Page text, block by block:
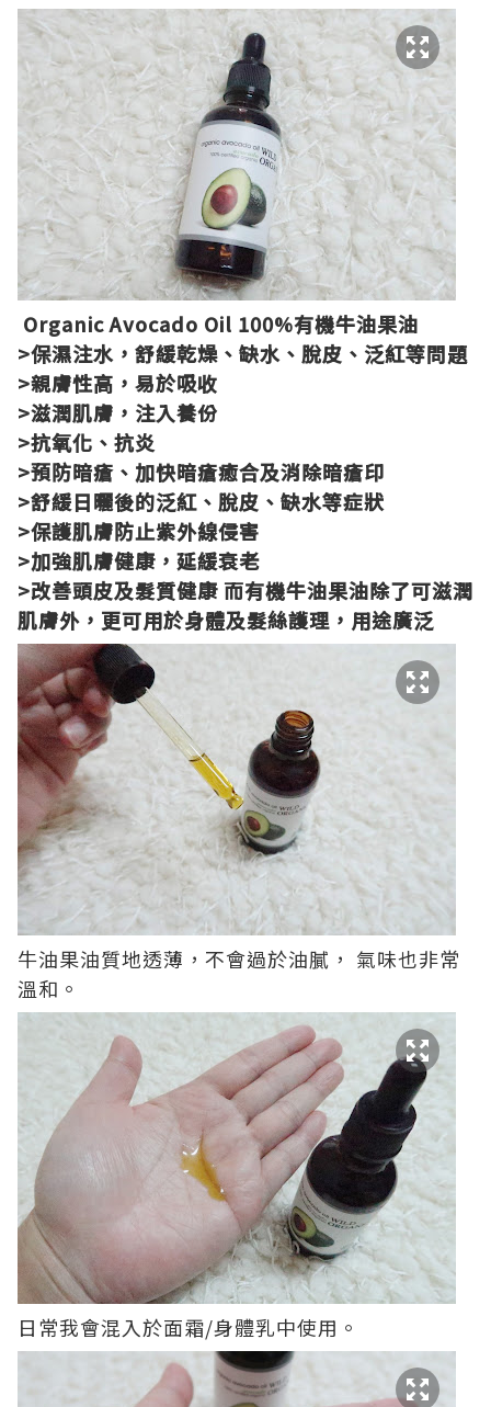
Organic Avocado Oil 100%有機牛油果油
>保濕注水，舒緩乾燥、缺水、脫皮、泛紅等問題
>親膚性高，易於吸收
>滋潤肌膚，注入養份
>抗氧化、抗炎
>預防暗瘡、加快暗瘡癒合及消除暗瘡印
>舒緩日曬後的泛紅、脫皮、缺水等症狀
>保護肌膚防止紫外線侵害
>加強肌膚健康，延緩衰老
>改善頭皮及髮質健康 而有機牛油果油除了可滋潤
肌膚外，更可用於身體及髮絲護理，用途廣泛
牛油果油質地透薄，不會過於油膩， 氣味也非常
溫和。
日常我會混入於面霜/身體乳中使用。